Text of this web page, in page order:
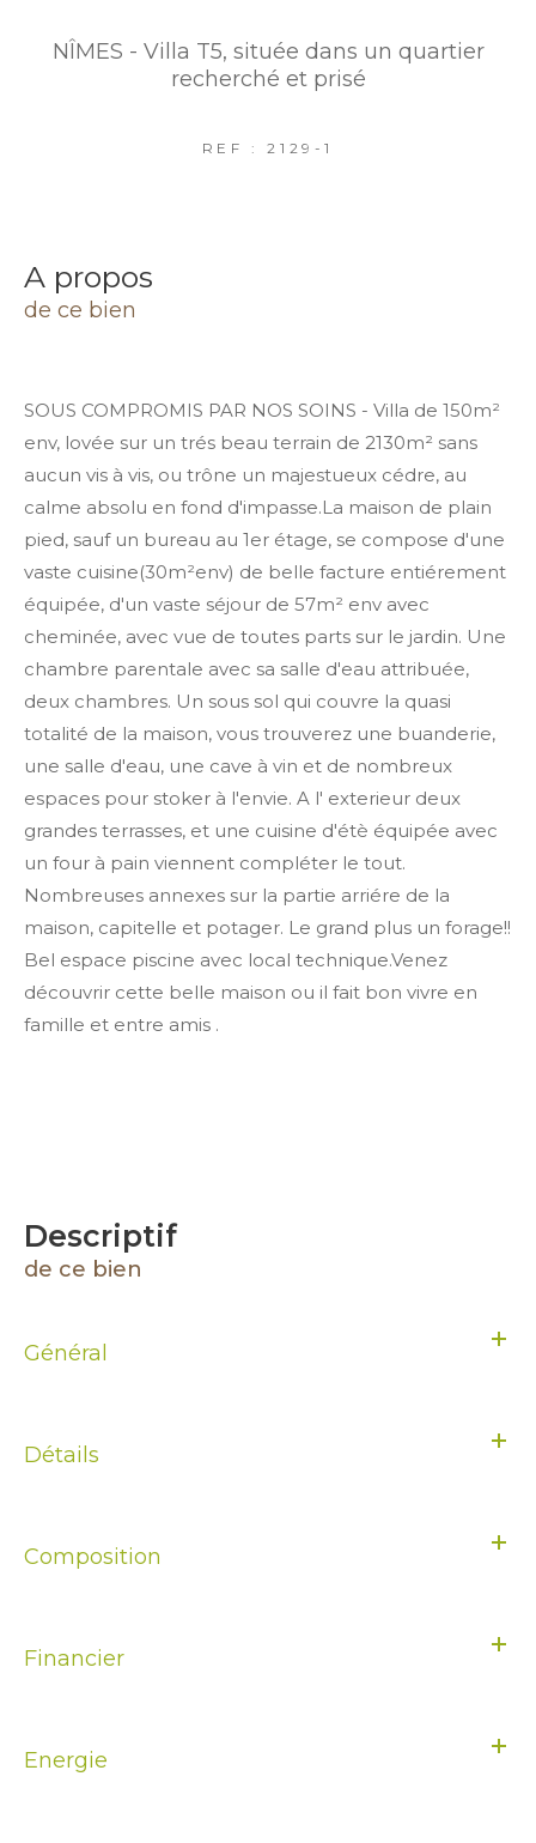
NÎMES - Villa T5, située dans un quartier
recherché et prisé
REF : 2129-1
a propos
de ce bien
SOUS COMPROMIS PAR NOS SOINS - Villa de 150m²
env, lovée sur un trés beau terrain de 2130m² sans
aucun vis à vis, ou trône un majestueux cédre, au
calme absolu en fond d'impasse.La maison de plain
pied, sauf un bureau au 1er étage, se compose d'une
vaste cuisine(30m²env) de belle facture entiérement
équipée, d'un vaste séjour de 57m² env avec
cheminée, avec vue de toutes parts sur le jardin. Une
chambre parentale avec sa salle d'eau attribuée,
deux chambres. Un sous sol qui couvre la quasi
totalité de la maison, vous trouverez une buanderie,
une salle d'eau, une cave à vin et de nombreux
espaces pour stoker à l'envie. A l' exterieur deux
grandes terrasses, et une cuisine d'étè équipée avec
un four à pain viennent compléter le tout.
Nombreuses annexes sur la partie arriére de la
maison, capitelle et potager. Le grand plus un forage!!
Bel espace piscine avec local technique.Venez
découvrir cette belle maison ou il fait bon vivre en
famille et entre amis .
descriptif
de ce bien
Général
Détails
Composition
Financier
Energie